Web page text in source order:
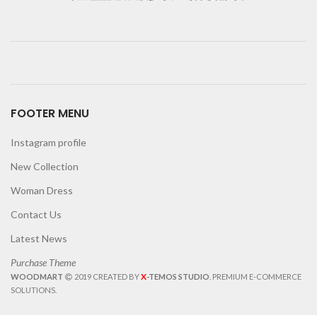
FOOTER MENU
Instagram profile
New Collection
Woman Dress
Contact Us
Latest News
Purchase Theme
WOODMART 2019 CREATED BYX-TEMOS STUDIO . PREMIUM E-COMMERCE
SOLUTIONS.